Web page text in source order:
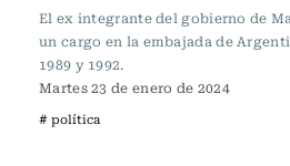
El ex integrante del gobierno de
un cargo en la embajada de
1989 y 1992.
Martes 23 de enero de 2024
# política